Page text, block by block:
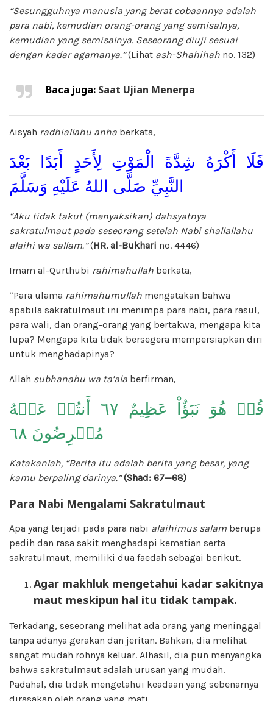
“Sesungguhnya manusia yang berat cobaannya adalah
para nabi, kemudian orang-orang yang semisalnya,
kemudian yang semisalnya. Seseorang diuji sesuai
dengan kadar agamanya.”(Lihat ash-Shahihah no. 132)
Baca juga: Saat Ujian Menerpa
Aisyah radhiallahu anha berkata,
فَلَا أَكْرَهُ شِدَّةَ الْمَوْتِ لِأَحَدٍ أَبَدًا بَعْدَ
النَّبِيِّ صَلَّى اللهُ عَلَيْهِ وَسَلَّمَ
“Aku tidak takut (menyaksikan) dahsyatnya
sakratulmaut pada seseorang setelah Nabi shallallahu
alaihi wa sallam.”(HR. al-Bukhari no. 4446)
Imam al-Qurthubi rahimahullah berkata,
“Para ulama rahimahumullah mengatakan bahwa
apabila sakratulmaut ini menimpa para nabi, para rasul,
para wali, dan orang-orang yang bertakwa, mengapa kita
lupa? Mengapa kita tidak bersegera mempersiapkan diri
untuk menghadapinya?
Allah subhanahu wa ta’ala berfirman,
قُلۡ هُوَ نَبَؤٌاْ عَظِيمٌ ٦٧ أَنتُمۡ عَنۡهُ
مُعۡرِضُونَ ٦٨
Katakanlah, “Berita itu adalah berita yang besar, yang
kamu berpaling darinya.”(Shad: 67—68)
Para Nabi Mengalami Sakratulmaut
Apa yang terjadi pada para nabi alaihimus salam berupa
pedih dan rasa sakit menghadapi kematian serta
sakratulmaut, memiliki dua faedah sebagai berikut.
Agar makhluk mengetahui kadar sakitnya
maut meskipun hal itu tidak tampak.
Terkadang, seseorang melihat ada orang yang meninggal
tanpa adanya gerakan dan jeritan. Bahkan, dia melihat
sangat mudah rohnya keluar. Alhasil, dia pun menyangka
bahwa sakratulmaut adalah urusan yang mudah.
Padahal, dia tidak mengetahui keadaan yang sebenarnya
dirasakan oleh orang yang mati.